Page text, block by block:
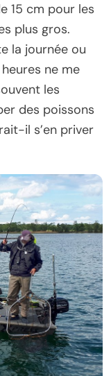
15 cm pour les
plus gros.
la journée ou
ne me
les
des poissons
il s’en priver